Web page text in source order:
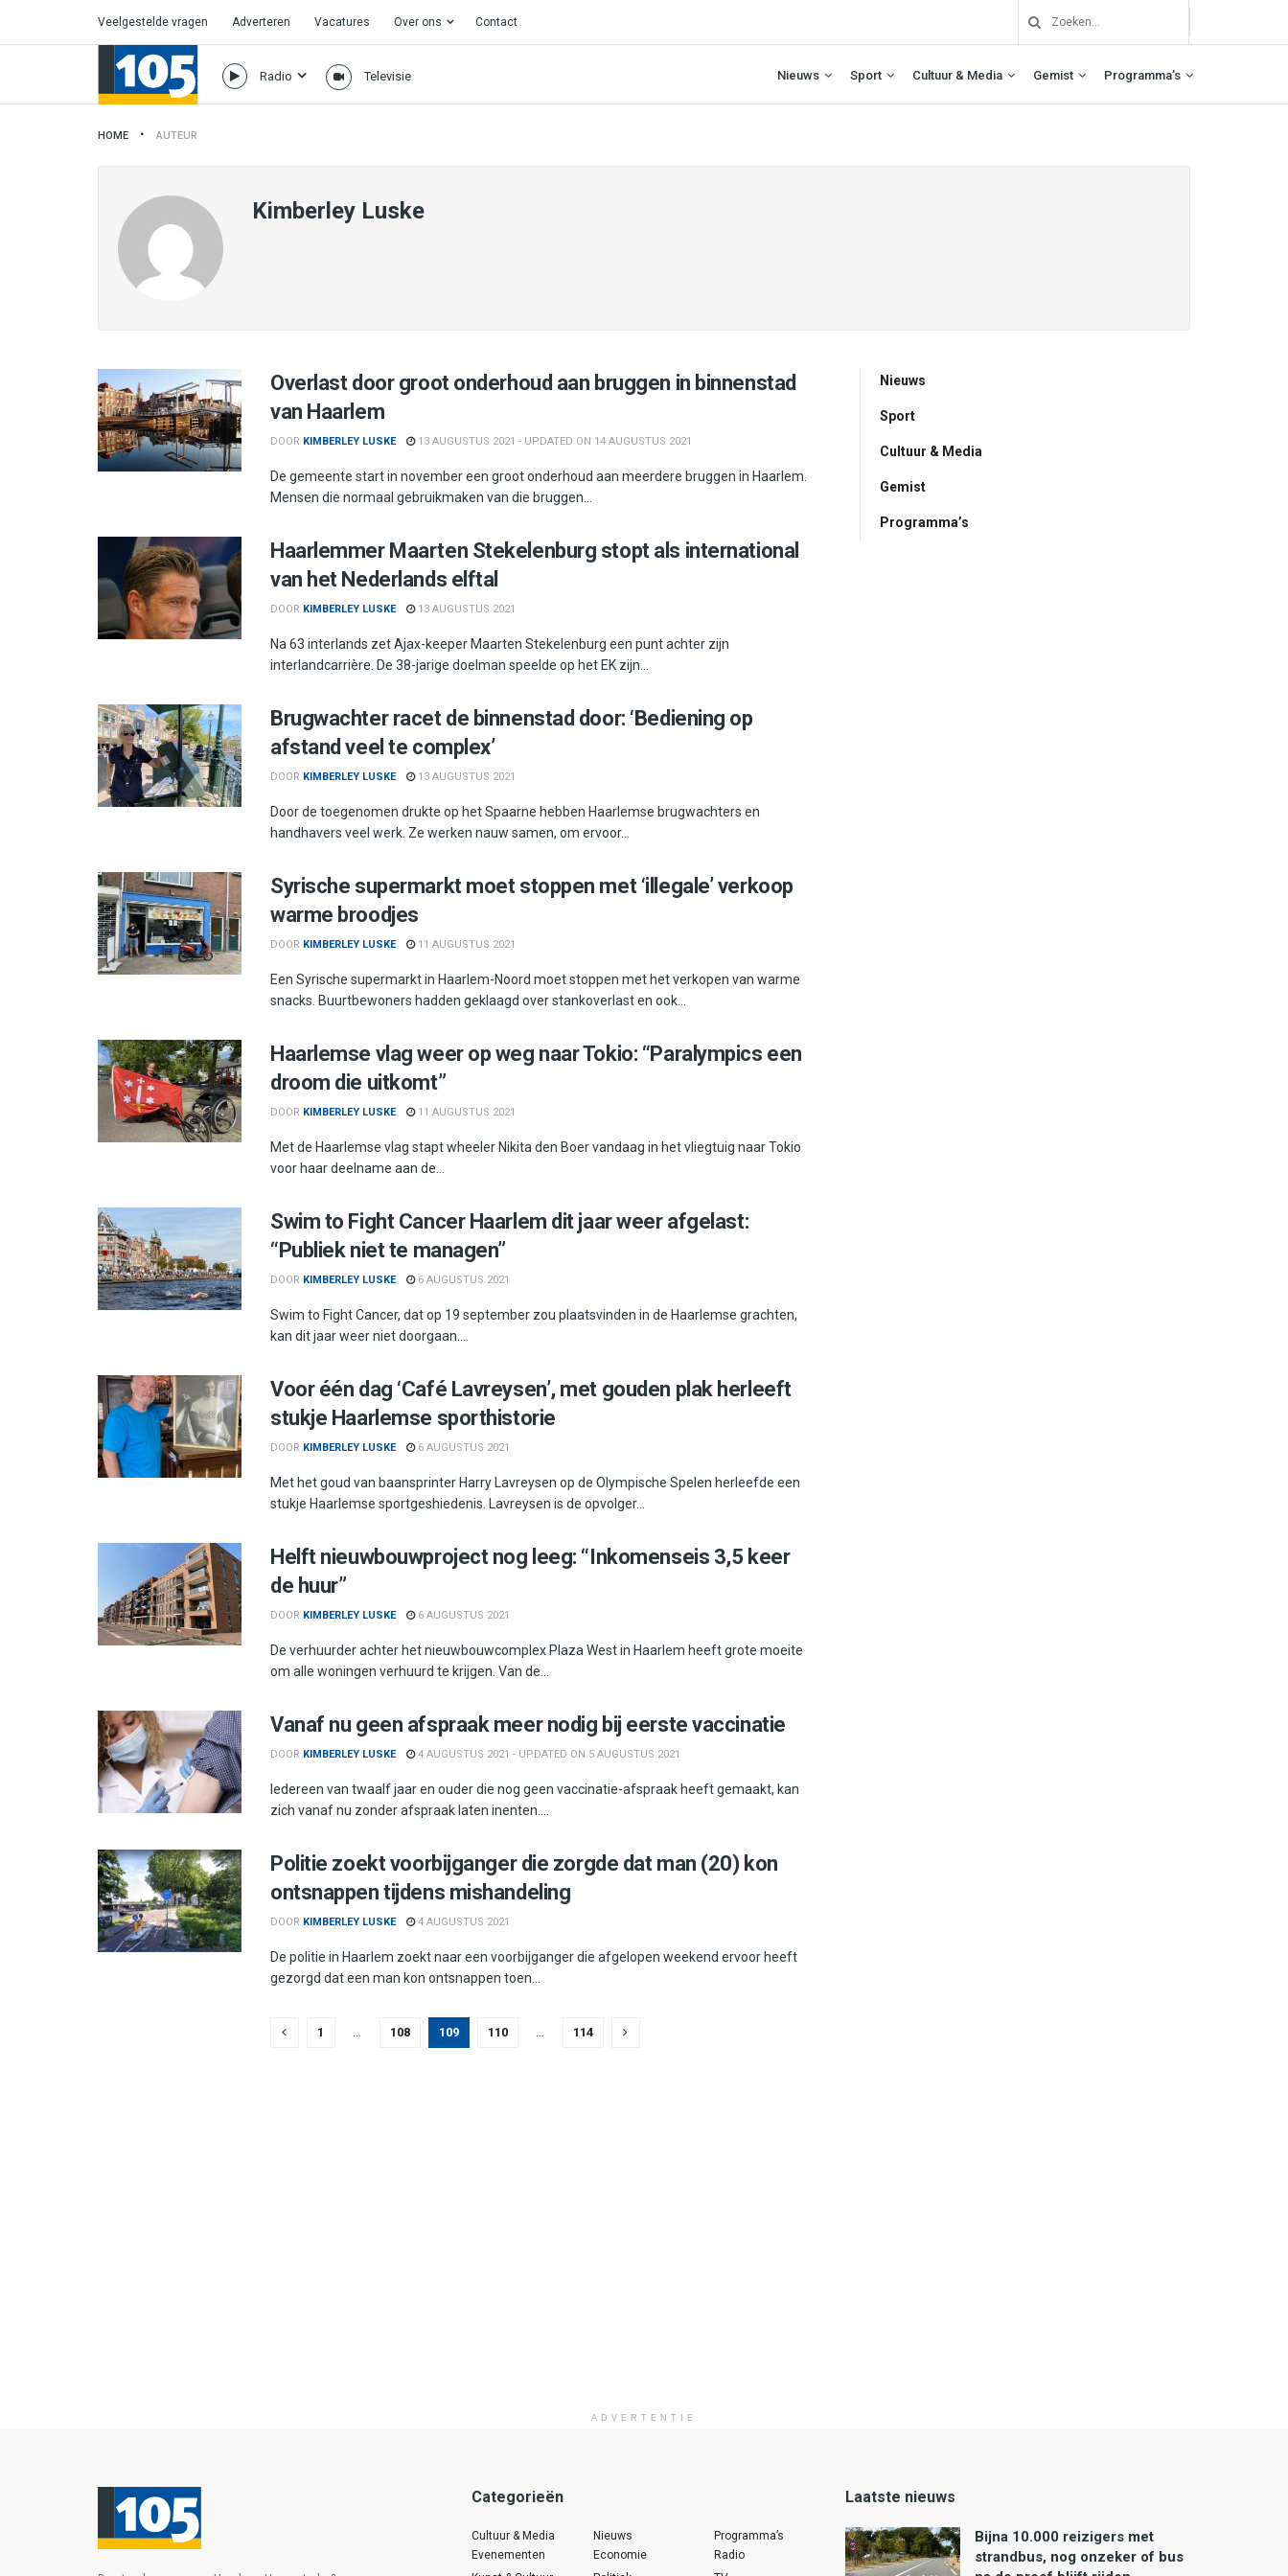
Veelgestelde vragen Adverteren Vacatures Over ons Contact
Radio Televisie Nieuws Sport Cultuur & Media Gemist Programma’s
HOME AUTEUR
Kimberley Luske
Overlast door groot onderhoud aan bruggen in binnenstad
van Haarlem
DOOR KIMBERLEY LUSKE 13 AUGUSTUS 2021 - UPDATED ON 14 AUGUSTUS 2021
De gemeente start in november een groot onderhoud aan meerdere bruggen in Haarlem.
Mensen die normaal gebruikmaken van die bruggen...
Haarlemmer Maarten Stekelenburg stopt als international
van het Nederlands elftal
DOOR KIMBERLEY LUSKE 13 AUGUSTUS 2021
Na 63 interlands zet Ajax-keeper Maarten Stekelenburg een punt achter zijn
interlandcarrière. De 38-jarige doelman speelde op het EK zijn...
Brugwachter racet de binnenstad door: ‘Bediening op
afstand veel te complex’
DOOR KIMBERLEY LUSKE 13 AUGUSTUS 2021
Door de toegenomen drukte op het Spaarne hebben Haarlemse brugwachters en
handhavers veel werk. Ze werken nauw samen, om ervoor...
Syrische supermarkt moet stoppen met ‘illegale’ verkoop
warme broodjes
DOOR KIMBERLEY LUSKE 11 AUGUSTUS 2021
Een Syrische supermarkt in Haarlem-Noord moet stoppen met het verkopen van warme
snacks. Buurtbewoners hadden geklaagd over stankoverlast en ook...
Haarlemse vlag weer op weg naar Tokio: “Paralympics een
droom die uitkomt”
DOOR KIMBERLEY LUSKE 11 AUGUSTUS 2021
Met de Haarlemse vlag stapt wheeler Nikita den Boer vandaag in het vliegtuig naar Tokio
voor haar deelname aan de...
Swim to Fight Cancer Haarlem dit jaar weer afgelast:
“Publiek niet te managen”
DOOR KIMBERLEY LUSKE 6 AUGUSTUS 2021
Swim to Fight Cancer, dat op 19 september zou plaatsvinden in de Haarlemse grachten,
kan dit jaar weer niet doorgaan....
Voor één dag ‘Café Lavreysen’, met gouden plak herleeft
stukje Haarlemse sporthistorie
DOOR KIMBERLEY LUSKE 6 AUGUSTUS 2021
Met het goud van baansprinter Harry Lavreysen op de Olympische Spelen herleefde een
stukje Haarlemse sportgeshiedenis. Lavreysen is de opvolger...
Helft nieuwbouwproject nog leeg: “Inkomenseis 3,5 keer
de huur”
DOOR KIMBERLEY LUSKE 6 AUGUSTUS 2021
De verhuurder achter het nieuwbouwcomplex Plaza West in Haarlem heeft grote moeite
om alle woningen verhuurd te krijgen. Van de...
Vanaf nu geen afspraak meer nodig bij eerste vaccinatie
DOOR KIMBERLEY LUSKE 4 AUGUSTUS 2021 - UPDATED ON 5 AUGUSTUS 2021
Iedereen van twaalf jaar en ouder die nog geen vaccinatie-afspraak heeft gemaakt, kan
zich vanaf nu zonder afspraak laten inenten....
Politie zoekt voorbijganger die zorgde dat man (20) kon
ontsnappen tijdens mishandeling
DOOR KIMBERLEY LUSKE 4 AUGUSTUS 2021
De politie in Haarlem zoekt naar een voorbijganger die afgelopen weekend ervoor heeft
gezorgd dat een man kon ontsnappen toen...
1 … 108 109 110 … 114
Nieuws
Sport
Cultuur & Media
Gemist
Programma’s
ADVERTENTIE
Categorieën
Cultuur & Media
Evenementen
Nieuws
Economie
Programma’s
Radio
Laatste nieuws
Bijna 10.000 reizigers met
strandbus, nog onzeker of bus